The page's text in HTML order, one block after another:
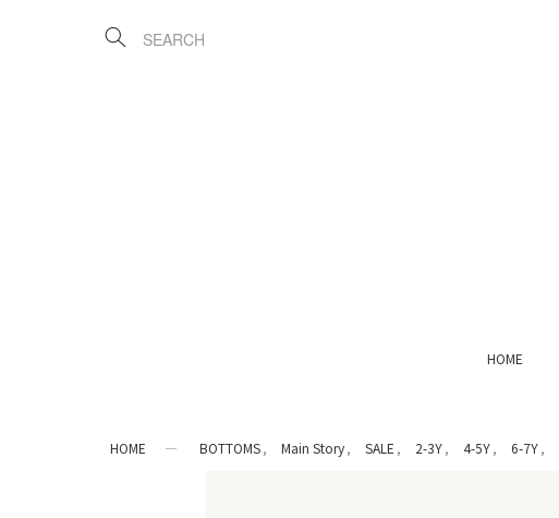
HOME
HOME BOTTOMS Main Story SALE 2-3Y 4-5Y 6-7Y